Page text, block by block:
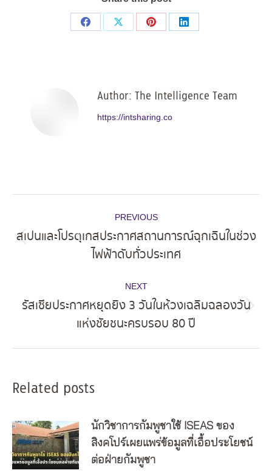
Share
Share
Share
Share
Author: The Intelligence Team
https://intsharing.co
navigation
PREVIOUS
Previous
post:
สเปนและโปรตุเกสประกาศสถานการณ์ฉุกเฉินในช่วง
ไฟฟ้าดับทั่วประเทศ
NEXT
post:
รัสเซียประกาศหยุดยิง 3 วันในห้วงเฉลิมฉลองวัน
แห่งชัยชนะครบรอบ 80 ปี
Related posts
นักวิชาการกัมพูชาใช้ ISEAS ของ
สิงคโปร์เผยแพร่ข้อมูลที่เอื้อประโยชน์
ต่อฝ่ายกัมพูชา